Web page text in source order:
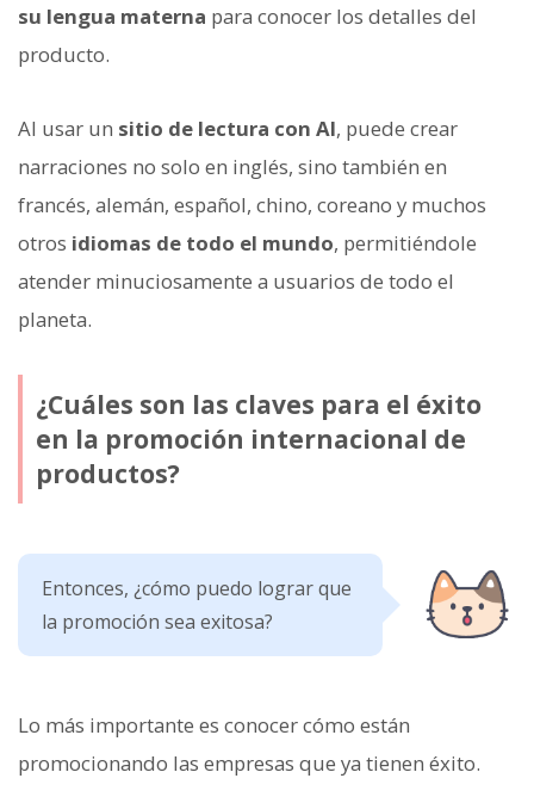
su lengua materna para conocer los detalles del
producto.
Al usar un sitio de lectura con AI, puede crear
narraciones no solo en inglés, sino también en
francés, alemán, español, chino, coreano y muchos
otros idiomas de todo el mundo, permitiéndole
atender minuciosamente a usuarios de todo el
planeta.
¿Cuáles son las claves para el éxito
en la promoción internacional de
productos?
Entonces, ¿cómo puedo lograr que
la promoción sea exitosa?
Lo más importante es conocer cómo están
promocionando las empresas que ya tienen éxito.